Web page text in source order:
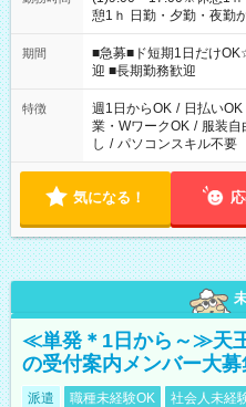
憩1ｈ 日勤・夕勤・夜勤
わせて働けるお仕事です(*^^*) 【その他選べる勤務
時/9-17時/9-18時/10-18
時/22-翌6時/0-翌8時 ご自
フト！
期間
■急募■ド短期1日だけ
迎 ■長期勤務歓迎
特徴 週1日からOK / 日払いOK
業・WワークOK / 服装自
し / パソコンスキル不要
気になる！
≪単発＊1日から～≫天
の受付案内メンバー大募
派遣 職種未経験OK 社会人未経